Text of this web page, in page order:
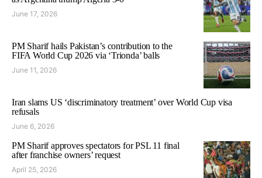
June 17, 2026
PM Sharif hails Pakistan’s contribution to the
FIFA World Cup 2026 via ‘Trionda’ balls
June 11, 2026
Iran slams US ‘discriminatory treatment’ over World Cup visa
refusals
June 6, 2026
PM Sharif approves spectators for PSL 11 final
after franchise owners’ request
April 25, 2026